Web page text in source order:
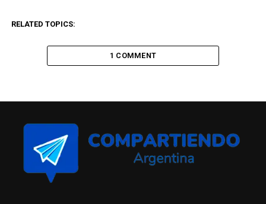
RELATED TOPICS:
1 COMMENT